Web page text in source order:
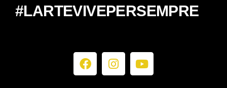
#LARTEVIVEPERSEMPRE